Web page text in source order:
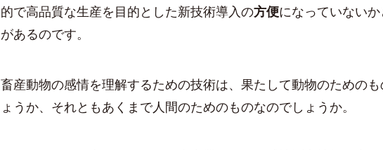
的で高品質な生産を目的とした新技術導入の方便になっていない
があるのです。
畜産動物の感情を理解するための技術は、果たして動物のためのも
ょうか、それともあくまで人間のためのものなのでしょうか。